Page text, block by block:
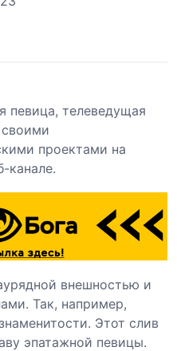
певица, телеведущая
проектами на
канале.
внешностью и
Так, например,
Этот слив
эпатажной певицы.